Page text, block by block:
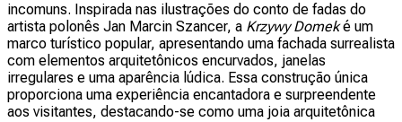
incomuns. Inspirada nas ilustrações do conto de fadas do
artista polonês Jan Marcin Szancer, a Krzywy Domeké um
marco turístico popular, apresentando uma fachada surrealista
com elementos arquitetônicos encurvados, janelas
irregulares e uma aparência lúdica. Essa construção única
proporciona uma experiência encantadora e surpreendente
aos visitantes, destacando-se como uma joia arquitetônica